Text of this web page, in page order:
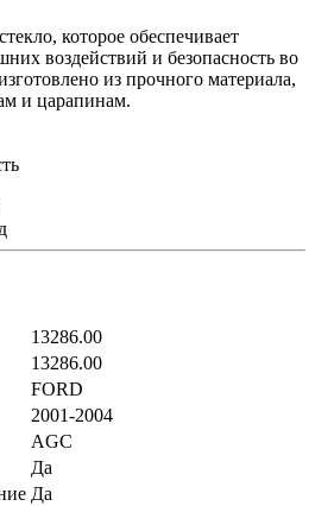
которое обеспечивает
воздействий и безопасность во
из прочного материала,
и царапинам.
13286.00
13286.00
FORD
2001-2004
AGC
Да
Да